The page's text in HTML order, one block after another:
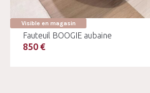
Visible en magasin
Fauteuil BOOGIE aubaine
850 €